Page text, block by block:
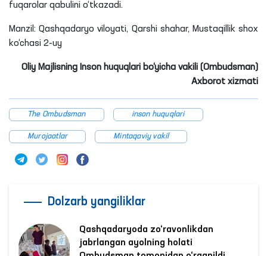
fuqarolar qabulini o‘tkazadi.
Manzil: Qashqadaryo viloyati, Qarshi shahar, Mustaqillik shox
ko‘chasi 2-uy
Oliy Majlisning Inson huquqlari bo‘yicha vakili (Ombudsman)
Axborot xizmati
The Ombudsman inson huquqlari
Murojaatlar Mintaqaviy vakil
Dolzarb yangiliklar
Qashqadaryoda zo‘ravonlikdan
jabrlangan ayolning holati